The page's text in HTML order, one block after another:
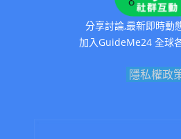
分享討論,最新即時動
加入GuideMe24 全球
隱私權政